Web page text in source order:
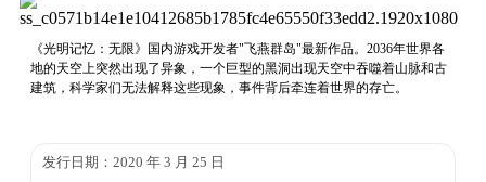
《光明记忆：无限》国内游戏开发者"飞燕群岛"最新作品。2036年世界各
地的天空上突然出现了异象，一个巨型的黑洞出现天空中吞噬着山脉和古
建筑，科学家们无法解释这些现象，事件背后牵连着世界的存亡。
发行日期：2020 年 3 月 25 日